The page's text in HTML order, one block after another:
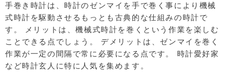
手巻き時計は、時計のゼンマイを手で巻く事により機械
式時計を駆動させるもっとも古典的な仕組みの時計で
す。 メリットは、機械式時計を巻くという作業を楽しむ
ことできる点でしょう。 デメリットは、ゼンマイを巻く
作業が一定の間隔で常に必要になる点です。 時計愛好家
など時計玄人に特に人気を集めます。